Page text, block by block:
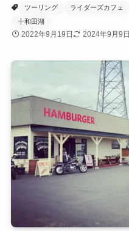
ツーリング ライダーズカフェ
十和田湖
2022年9月19日 2024年9月9日